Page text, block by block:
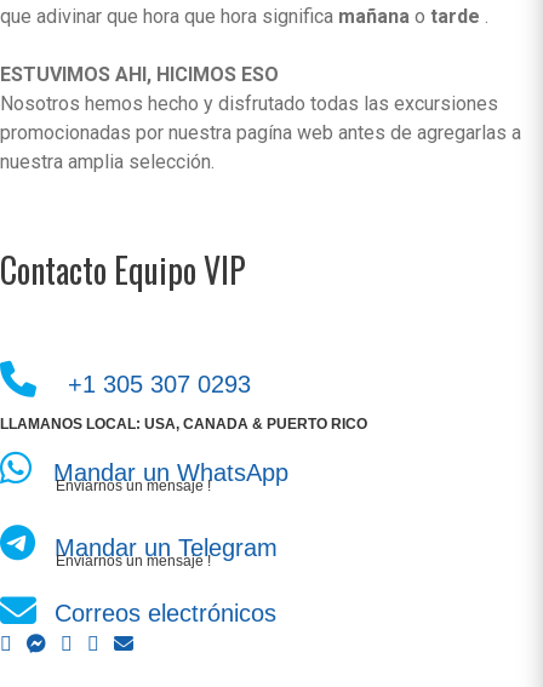
que adivinar que hora que hora significa mañana o tarde .
ESTUVIMOS AHI, HICIMOS ESO
Nosotros hemos hecho y disfrutado todas las excursiones
promocionadas por nuestra pagína web antes de agregarlas a
nuestra amplia selección.
Contacto Equipo VIP
+1 305 307 0293
LLAMANOS LOCAL: USA, CANADA & PUERTO RICO
Mandar un WhatsApp
Enviarnos un mensaje !
Mandar un Telegram
Enviarnos un mensaje !
Correos electrónicos